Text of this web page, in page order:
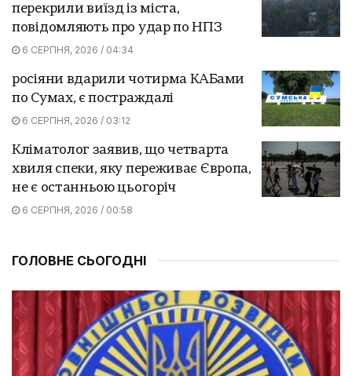
перекрили виїзд із міста,
повідомляють про удар по НПЗ
6 СЕРПНЯ, 2026 / 04:34
росіяни вдарили чотирма КАБами
по Сумах, є постраждалі
6 СЕРПНЯ, 2026 / 03:12
Кліматолог заявив, що четварта
хвиля спеки, яку переживає Європа,
не є останньою цьогоріч
6 СЕРПНЯ, 2026 / 00:58
ГОЛОВНЕ СЬОГОДНІ